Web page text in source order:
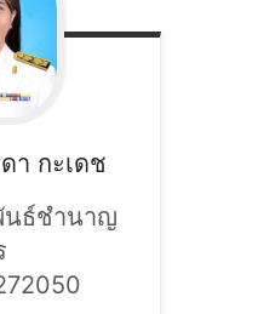
า กะเดช
นธ์ชำนาญ